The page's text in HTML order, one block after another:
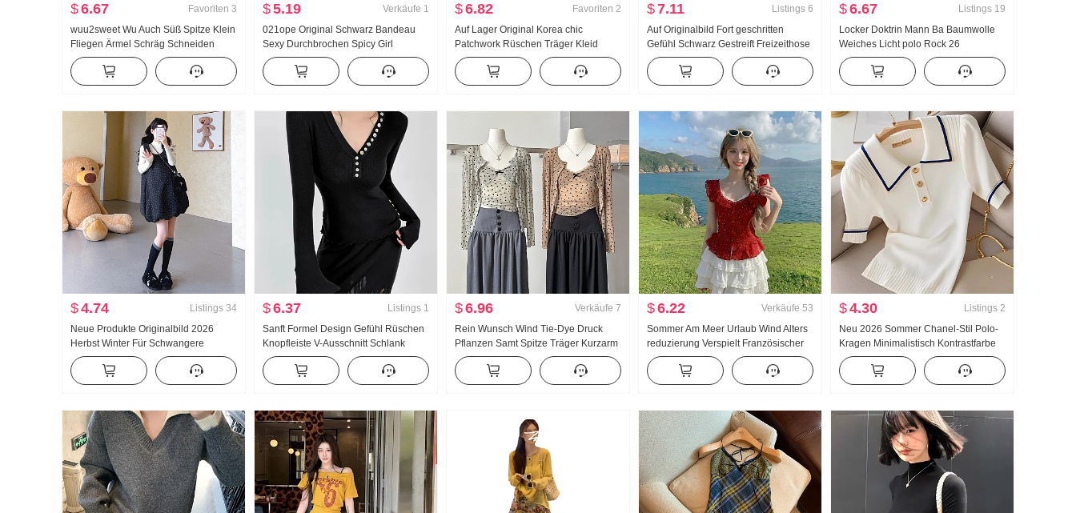
$6.67 Favoriten 3
wuu2sweet Wu Auch Süß Spitze Klein
Fliegen Ärmel Schräg Schneiden
Leopardenmuster Rock Damen Tief v
Sexy Schlank Tailliert Kleid
$5.19 Verkäufe 1
021ope Original Schwarz Bandeau
Sexy Durchbrochen Spicy Girl
Bleistiftrock Acetat Tag Seide Kurz
Kleid
$6.82 Favoriten 2
Auf Lager Original Korea chic
Patchwork Rüschen Träger Kleid
Frauen
$7.11 Listings 6
Auf Originalbild Fort geschritten
Gefühl Schwarz Gestreift Freizeithose
2024 Frühling Neu Pendeln
Ausländische Atmosphäre Hohe Taille
Schlank
$6.67 Listings 19
Locker Doktrin Mann Ba Baumwolle
Weiches Licht polo Rock 26
Handarbeit Häkelspitze Polo-Kragen
Kleid
$4.74 Listings 34
Neue Produkte Originalbild 2026
Herbst Winter Für Schwangere
Blütenknospen Blumenmuster
Trägerkleid Locker Abdeckung Fleisch
Strick Grundieren Zweiteiliges Set
$6.37 Listings 1
Sanft Formel Design Gefühl Rüschen
Knopfleiste V-Ausschnitt Schlank
Schlank Strick Unterhemd Top
Modisch
$6.96 Verkäufe 7
Rein Wunsch Wind Tie-Dye Druck
Pflanzen Samt Spitze Träger Kurzarm
Sonnenschutz Strickjacke
$6.22 Verkäufe 53
Sommer Am Meer Urlaub Wind Alters
reduzierung Verspielt Französischer
Stil Süß Rot Polka Dots Top Weiß
Torte Kleiderset
$4.30 Listings 2
Neu 2026 Sommer Chanel-Stil Polo-
Kragen Minimalistisch Kontrastfarbe
Seite Schlank Eis Seide Strickpullover
Kurzarm Damen